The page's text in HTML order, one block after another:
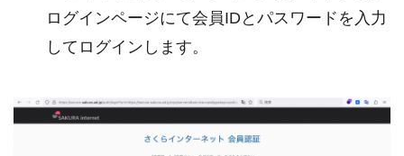
ログインページにて会員IDとパスワードを入力
してログインします。